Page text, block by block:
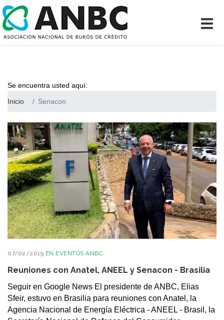
Se encuentra usted aquí:
Inicio
Senacon
07/02/2019 EN EVENTOS ANBC
Reuniones con Anatel, ANEEL y Senacon - Brasilia
Seguir en Google News El presidente de ANBC, Elias
Sfeir, estuvo en Brasilia para reuniones con Anatel, la
Agencia Nacional de Energía Eléctrica - ANEEL - Brasil, la